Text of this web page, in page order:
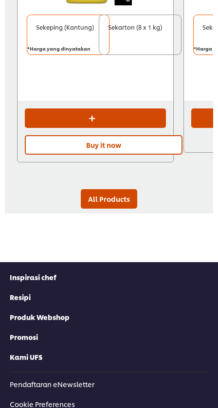
Sekeping (Kantung) Sekarton (8 x 1 kg)
*Harga yang dinyatakan
Buy it now
*Harga
All Products
Inspirasi chef
Resipi
Produk Webshop
Promosi
Kami UFS
Pendaftaran eNewsletter
Cookie Preferences